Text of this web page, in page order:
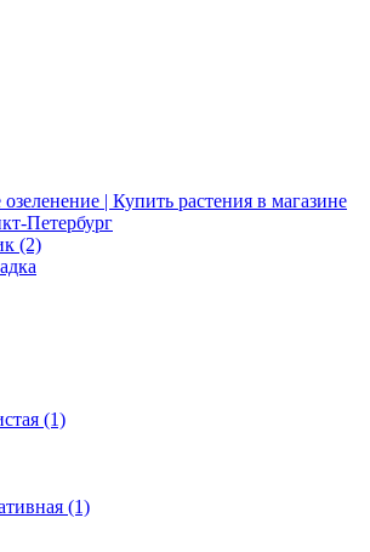
| Купить растения в магазине
Петербург
(2)
(1)
(1)